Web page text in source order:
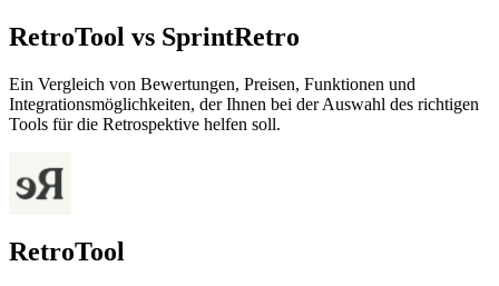
RetroTool vs SprintRetro
Ein Vergleich von Bewertungen, Preisen, Funktionen und
Integrationsmöglichkeiten, der Ihnen bei der Auswahl des richtigen
Tools für die Retrospektive helfen soll.
RetroTool